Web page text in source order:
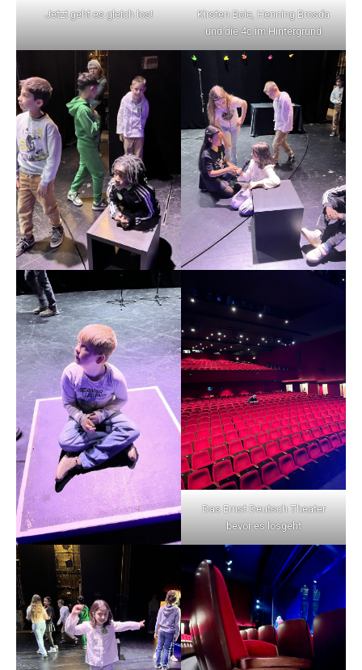
Jetzt geht es gleich los!
Kirsten Boie, Henning Brosda
und die 4c im Hintergrund
Das Ernst Deutsch Theater
bevor es losgeht